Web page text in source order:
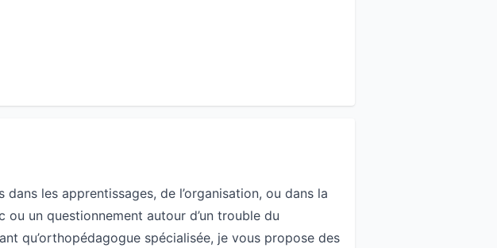
les apprentissages, de l’organisation, ou dans la
un questionnement autour d’un trouble du
qu’orthopédagogue spécialisée, je vous propose des